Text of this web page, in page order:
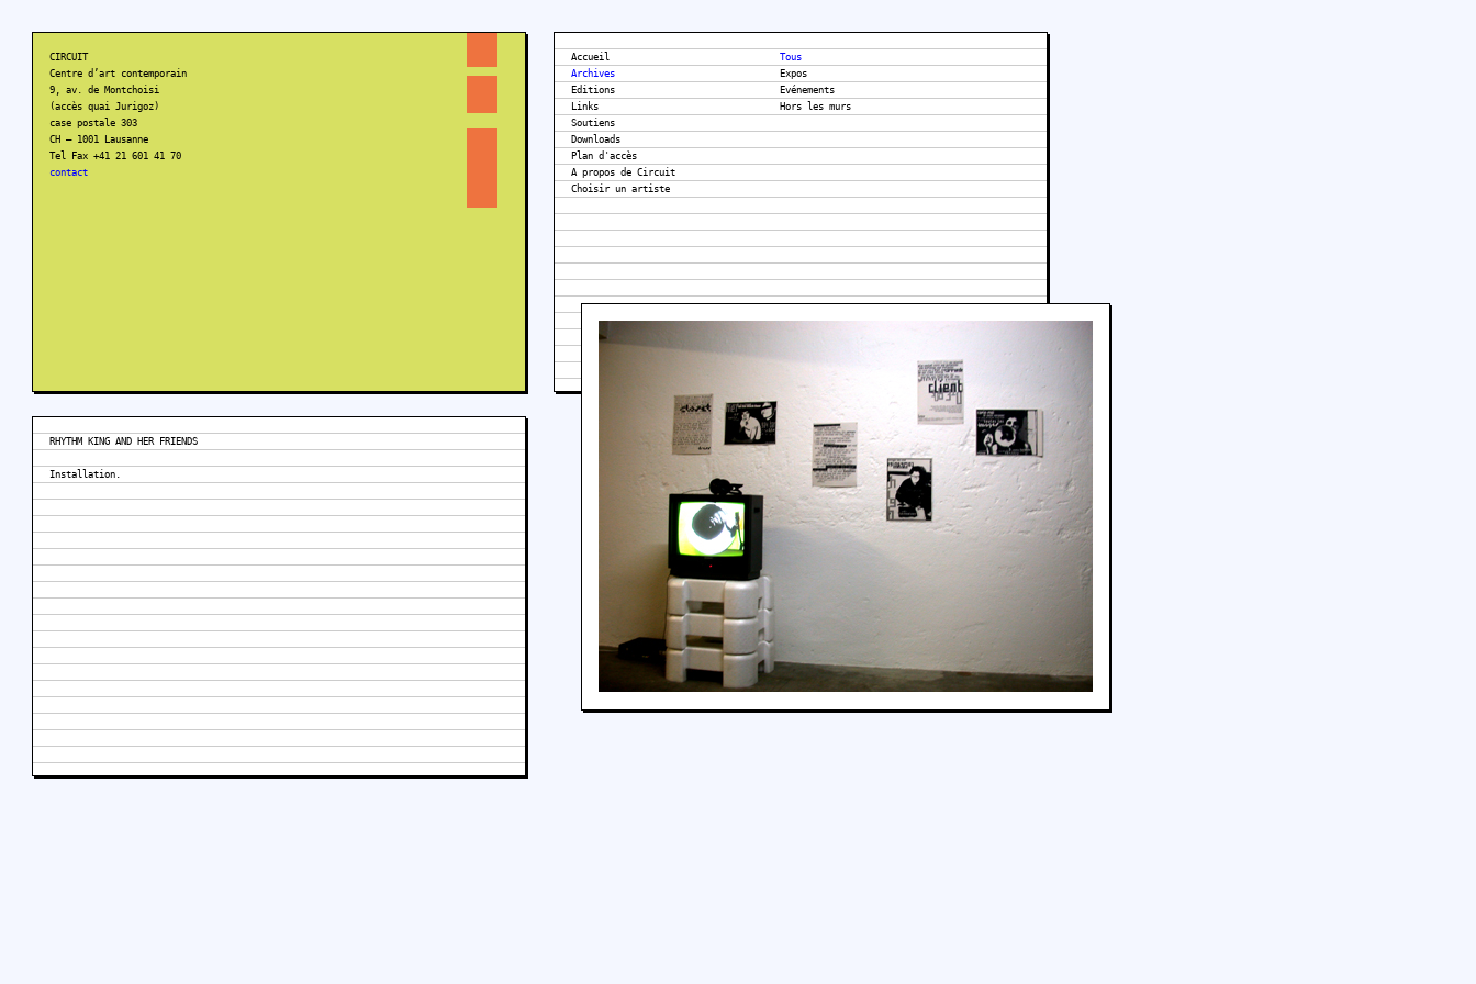
CIRCUIT
Centre d’art contemporain
9, av. de Montchoisi
(accès quai Jurigoz)
case postale 303
CH – 1001 Lausanne
Tel Fax +41 21 601 41 70
contact
Accueil
Archives
Editions
Links
Soutiens
Downloads
Plan d'accès
A propos de Circuit
Tous
Expos
Evénements
Hors les murs
RHYTHM KING AND HER FRIENDS
Installation.